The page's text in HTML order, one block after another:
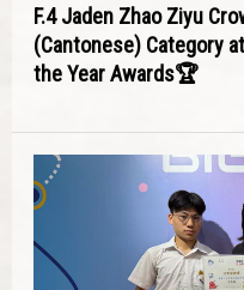
F.4 Jaden Zhao Ziyu
(Cantonese) Category
the Year Awards🏆